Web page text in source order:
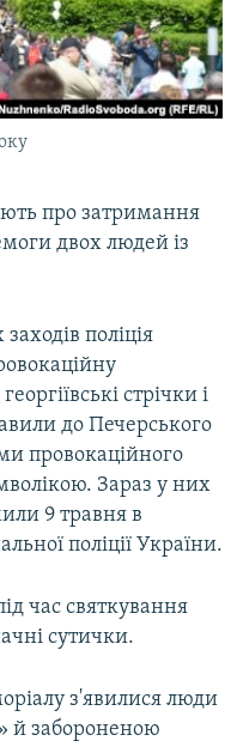
про затримання
двох людей із
поліція
стрічки і
до Печерського
провокаційного
Зараз у них
9 травня в
поліції України.
час святкування
сутички.
з'явилися люди
й забороненою